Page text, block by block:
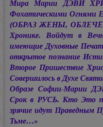
Мира Марии ДЭВИ
Фохатическими
(ОБРАЗ ЖЕНЫ,
Хронике. Войдут в
имеющие Духовные
открытое познание
Второе Пришествие
Совершилось в Духе
Образе Софии-Марии
Срок в РУСЬ. Кто Это
зрячие идут Праведным
Тьме…»